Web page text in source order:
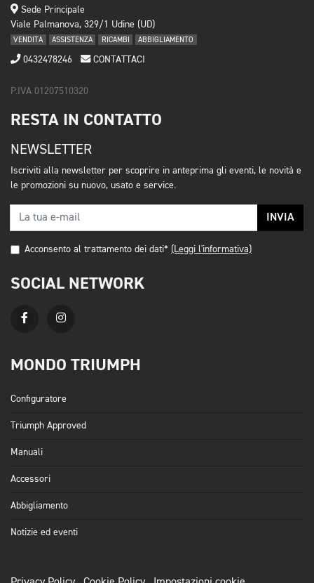
Sede Principale
Viale Palmanova, 329/1 Udine (UD)
VENDITA ASSISTENZA RICAMBI ABBIGLIAMENTO
0432478246 CONTATTACI
P.IVA 01207510320
RESTA IN CONTATTO
NEWSLETTER
Iscriviti alla newsletter per scoprire in anteprima gli eventi, le novità e
le promozioni su nuovo, usato e service.
INVIA
Acconsento al trattamento dei dati* (Leggi l'informativa)
SOCIAL NETWORK
MONDO TRIUMPH
Configuratore
Triumph Approved
Manuali
Accessori
Abbigliamento
Notizie ed eventi